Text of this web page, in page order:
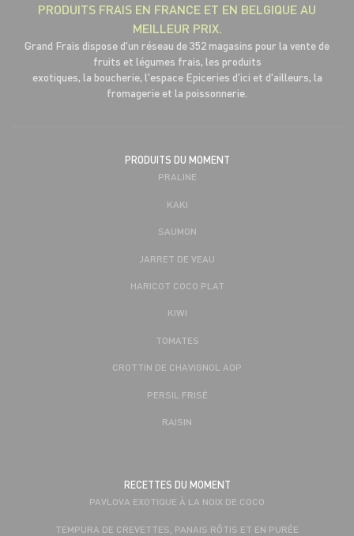
PRODUITS FRAIS EN FRANCE ET EN BELGIQUE AU
MEILLEUR PRIX.
Grand Frais dispose d'un réseau de 352 magasins pour la vente de
fruits et légumes frais, les produits
exotiques, la boucherie, l'espace Epiceries d'ici et d'ailleurs, la
fromagerie et la poissonnerie.
PRODUITS DU MOMENT
PRALINE
KAKI
SAUMON
JARRET DE VEAU
HARICOT COCO PLAT
KIWI
TOMATES
CROTTIN DE CHAVIGNOL AOP
PERSIL FRISÉ
RAISIN
RECETTES DU MOMENT
PAVLOVA EXOTIQUE À LA NOIX DE COCO
TEMPURA DE CREVETTES, PANAIS RÔTIS ET EN PURÉE